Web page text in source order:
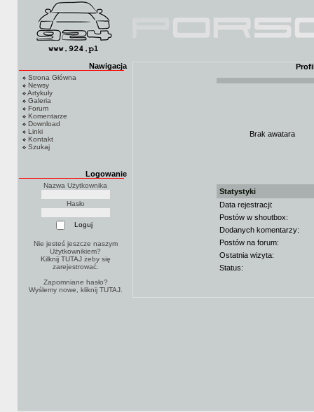
Nawigacja
Strona Główna
Newsy
Artykuły
Galeria
Forum
Komentarze
Download
Linki
Kontakt
Szukaj
Logowanie
Nazwa Użytkownika
Hasło
Nie jesteś jeszcze naszym
Użytkownikiem?
Kilknij TUTAJżeby się
zarejestrować.
Zapomniane hasło?
Wyślemy nowe, kliknij TUTAJ.
Brak awatara
Statystyki
Data rejestracji:
Postów w shoutbox:
Dodanych komentarzy:
Postów na forum:
Ostatnia wizyta:
Status: